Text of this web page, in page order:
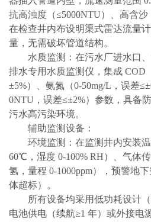
抗高浊度（≤5000NTU）、高含沙
在检查井内布设明渠式雷达流量
量，无需破坏管道结构。
水质监测：在污水厂进水口
排水专用水质监测仪，集成 COD
±5%）、氨氮（0-50mg/L，误差
0NTU，误差≤±2%）参数，具备
污水高污染环境。
辅助监测设备：
环境监测：在监测井内安装
60℃，湿度 0-100% RH）、气体
氢，量程 0-1000ppm），预警地
体超标）。
所有设备均采用低功耗设计
电池供电（续航≥1 年）或外接电